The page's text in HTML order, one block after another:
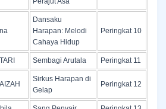
Dansaku
Harapan: Melodi
Cahaya Hidup
Peringkat 10
Sembagi Arutala Peringkat 11
Sirkus Harapan di
Gelap
Peringkat 12